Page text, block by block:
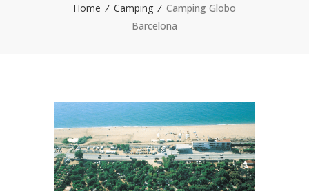
Home Camping
Camping Globo
Barcelona